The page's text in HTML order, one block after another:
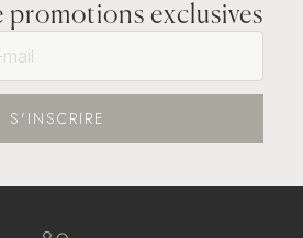
exclusives
S'INSCRIRE